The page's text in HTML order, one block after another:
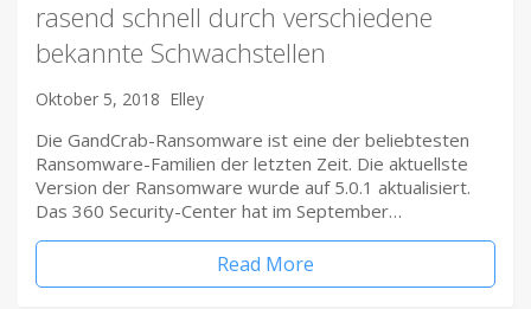
rasend schnell durch verschiedene
bekannte Schwachstellen
Oktober 5, 2018 Elley
Die GandCrab-Ransomware ist eine der beliebtesten
Ransomware-Familien der letzten Zeit. Die aktuellste
Version der Ransomware wurde auf 5.0.1 aktualisiert.
Das 360 Security-Center hat im September…
Read More